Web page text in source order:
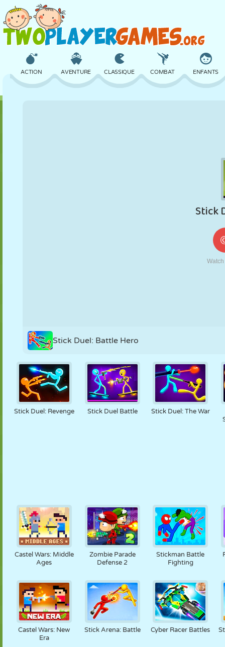
ACTION AVENTURE CLASSIQUE COMBAT ENFANTS
DINOSAURE
ROBOT
Stick Duel: Battle Hero
Stick Duel: Revenge Stick Duel Battle
Stick Duel: The War
Castel Wars: Middle
Ages
Zombie Parade
Defense 2
Stickman Battle
Fighting
Castel Wars: New
Era
Stick Arena: Battle Cyber Racer Battles